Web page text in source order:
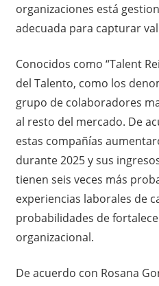
organizaciones está
adecuada para capturar
Conocidos como “Talent
del Talento, como los
grupo de colaboradores
al resto del mercado. De
estas compañías
durante 2025 y sus
tienen seis veces más
experiencias laborales de
probabilidades de
organizacional.
De acuerdo con Rosana